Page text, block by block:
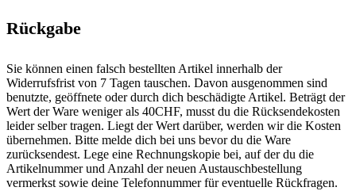
Rückgabe
Sie können einen falsch bestellten Artikel innerhalb der
Widerrufsfrist von 7 Tagen tauschen. Davon ausgenommen sind
benutzte, geöffnete oder durch dich beschädigte Artikel. Beträgt der
Wert der Ware weniger als 40CHF, musst du die Rücksendekosten
leider selber tragen. Liegt der Wert darüber, werden wir die Kosten
übernehmen. Bitte melde dich bei uns bevor du die Ware
zurücksendest. Lege eine Rechnungskopie bei, auf der du die
Artikelnummer und Anzahl der neuen Austauschbestellung
vermerkst sowie deine Telefonnummer für eventuelle Rückfragen.